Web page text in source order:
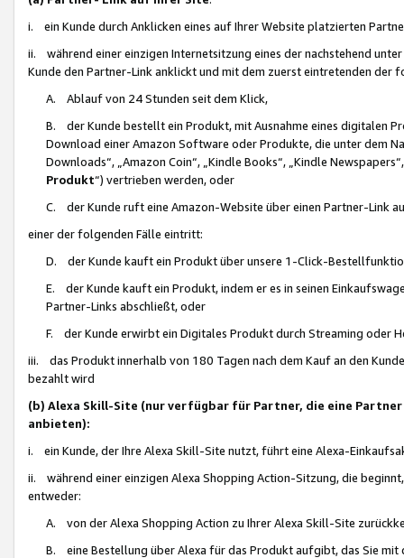
i. ein Kunde durch Anklicken eines auf Ihrer Website platzierten
ii. während einer einzigen Internetsitzung eines der nachstehend
Kunde den Partner-Link anklickt und mit dem zuerst eintretenden der
A. Ablauf von 24 Stunden seit dem Klick,
B. der Kunde bestellt ein Produkt, mit Ausnahme eines digitalen
Download einer Amazon Software oder Produkte, die unter dem
Downloads“, „Amazon Coin“, „Kindle Books“, „Kindle
Produkt“) vertrieben werden, oder
C. der Kunde ruft eine Amazon-Website über einen Partner-Link
einer der folgenden Fälle eintritt:
D. der Kunde kauft ein Produkt über unsere 1-Click-
E. der Kunde kauft ein Produkt, indem er es in seinen
Partner-Links abschließt, oder
F. der Kunde erwirbt ein Digitales Produkt durch Streaming oder
iii. das Produkt innerhalb von 180 Tagen nach dem Kauf an den
bezahlt wird
(b) Alexa Skill-Site (nur verfügbar für Partner, die eine
anbieten):
i. ein Kunde, der Ihre Alexa Skill-Site nutzt, führt eine Alexa-
ii. während einer einzigen Alexa Shopping Action-Sitzung, die
entweder:
A. von der Alexa Shopping Action zu Ihrer Alexa Skill-Site
B. eine Bestellung über Alexa für das Produkt aufgibt, das Sie mit